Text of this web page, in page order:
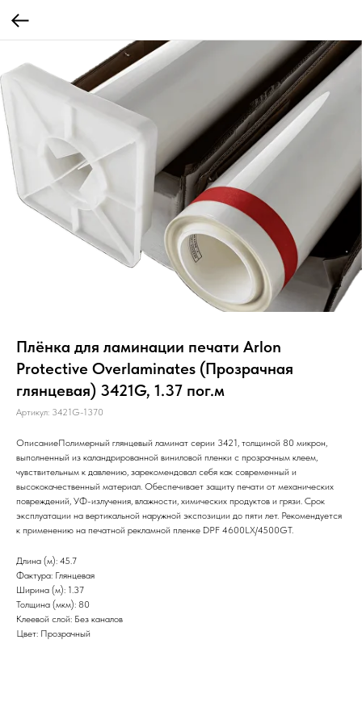
Плёнка для ламинации печати Arlon
Protective Overlaminates (Прозрачная
глянцевая) 3421G, 1.37 пог.м
Артикул: 3421G-1370
ОписаниеПолимерный глянцевый ламинат серии 3421, толщиной 80 микрон,
выполненный из каландрированной виниловой пленки с прозрачным клеем,
чувствительным к давлению, зарекомендовал себя как современный и
высококачественный материал. Обеспечивает защиту печати от механических
повреждений, УФ-излучения, влажности, химических продуктов и грязи. Срок
эксплуатации на вертикальной наружной экспозиции до пяти лет. Рекомендуется
к применению на печатной рекламной пленке DPF 4600LX/4500GT.
Длина (м): 45.7
Фактура: Глянцевая
Ширина (м): 1.37
Толщина (мкм): 80
Клеевой слой: Без каналов
Цвет: Прозрачный